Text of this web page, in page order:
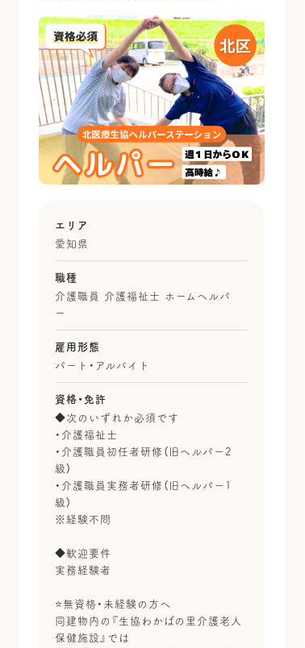
エリア
愛知県
職種
介護職員 介護福祉士 ホームヘルパ
ー
雇用形態
パート・アルバイト
資格・免許
◆次のいずれか必須です
・介護福祉士
・介護職員初任者研修（旧ヘルパー2
級）
・介護職員実務者研修（旧ヘルパー1
級）
※経験不問
◆歓迎要件
実務経験者
⭐無資格・未経験の方へ
同建物内の『生協わかばの里介護老人
保健施設』では